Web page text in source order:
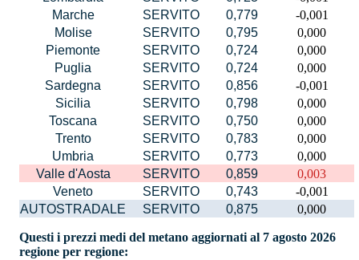
Marche
SERVITO 0,779
-0,001
Molise
SERVITO 0,795
0,000
Piemonte
SERVITO 0,724
0,000
Puglia
SERVITO 0,724
0,000
Sardegna
SERVITO 0,856
-0,001
Sicilia
SERVITO 0,798
0,000
Toscana
SERVITO 0,750
0,000
Trento
SERVITO 0,783
0,000
Umbria
SERVITO 0,773
0,000
Valle d'Aosta
SERVITO 0,859
0,003
Veneto
SERVITO 0,743
-0,001
AUTOSTRADALE
SERVITO 0,875 0,000
Questi i prezzi medi del metano aggiornati al 7 agosto 2026
regione per regione: